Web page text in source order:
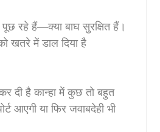
रहे हैं—क्या बाघ सुरक्षित हैं।
खतरे में डाल दिया है
दी है कान्हा में कुछ तो बहुत
आएगी या फिर जवाबदेही भी